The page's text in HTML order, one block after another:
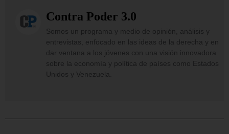
Contra Poder 3.0
Somos un programa y medio de opinión, análisis y
entrevistas, enfocado en las ideas de la derecha y en
dar ventana a los jóvenes con una visión innovadora
sobre la economía y política de países como Estados
Unidos y Venezuela.